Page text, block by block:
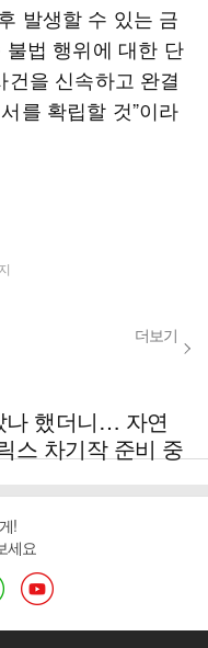
발생할 수 있는 금
법 행위에 대한 단
건을 신속하고 완결
를 확립할 것”이라
더보기
나 했더니… 자연
스 차기작 준비 중
!
세요